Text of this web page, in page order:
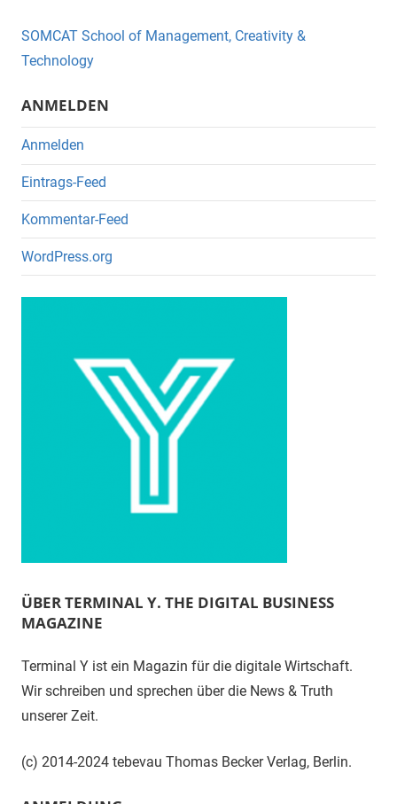
o
o
k
SOMCAT School of Management, Creativity &
Technology
ANMELDEN
Anmelden
Eintrags-Feed
Kommentar-Feed
WordPress.org
ÜBER TERMINAL Y. THE DIGITAL BUSINESS
MAGAZINE
Terminal Y ist ein Magazin für die digitale Wirtschaft.
Wir schreiben und sprechen über die News & Truth
unserer Zeit.
(c) 2014-2024 tebevau Thomas Becker Verlag, Berlin.